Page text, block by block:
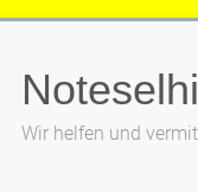
Wir helfen und